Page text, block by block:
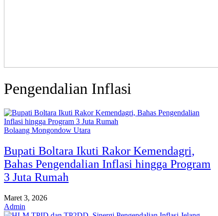
Pengendalian Inflasi
Bolaang Mongondow Utara
Bupati Boltara Ikuti Rakor Kemendagri,
Bahas Pengendalian Inflasi hingga Program
3 Juta Rumah
Maret 3, 2026
Admin